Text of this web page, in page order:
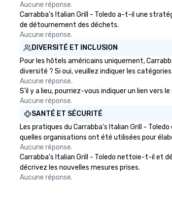
Aucune réponse.
Carrabba's Italian Grill - Toledo a-t-il une
de détournement des déchets.
Aucune réponse.
DIVERSITÉ ET INCLUSION
Pour les hôtels américains uniquement,
diversité ? Si oui, veuillez indiquer les
Aucune réponse.
S'il y a lieu, pourriez-vous indiquer un lien vers
Aucune réponse.
SANTÉ ET SÉCURITÉ
Les pratiques du Carrabba's Italian Grill -
quelles organisations ont été utilisées pour
Aucune réponse.
Carrabba's Italian Grill - Toledo nettoie-t-il et
décrivez les nouvelles mesures prises.
Aucune réponse.